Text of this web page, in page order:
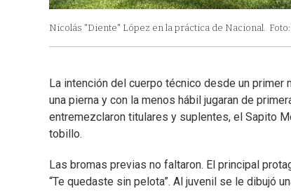
Nicolás "Diente" López en la práctica de Nacional.
La intención del cuerpo técnico desde un
una pierna y con la menos hábil jugaran de
entremezclaron titulares y suplentes, el Sapito
tobillo.
Las bromas previas no faltaron. El principal
“Te quedaste sin pelota”. Al juvenil se le dibujó